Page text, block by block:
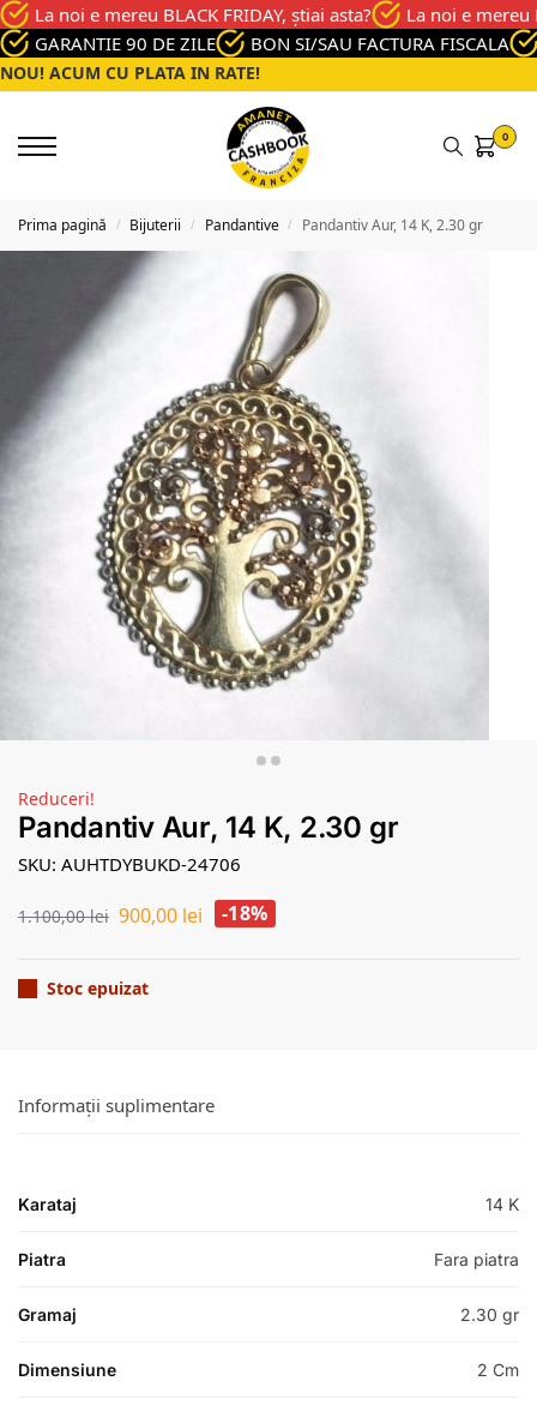
La noi e mereu BLACK FRIDAY, știai asta?
La noi e mereu
GARANTIE 90 DE ZILE
BON SI/SAU FACTURA FISCALA
NOU! ACUM CU PLATA IN RATE!
0
Prima pagină / Bijuterii / Pandantive / Pandantiv Aur, 14 K, 2.30 gr
Reduceri!
Pandantiv Aur, 14 K, 2.30 gr
SKU: AUHTDYBUKD-24706
1.100,00lei 900,00 lei -18%
Stoc epuizat
Informații suplimentare
Karataj 14 K
Piatra Fara piatra
Gramaj 2.30 gr
Dimensiune 2 Cm